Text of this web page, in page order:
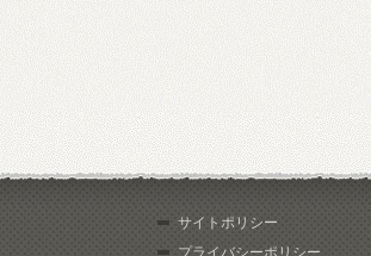
サイトポリシー
プライバシーポリシー